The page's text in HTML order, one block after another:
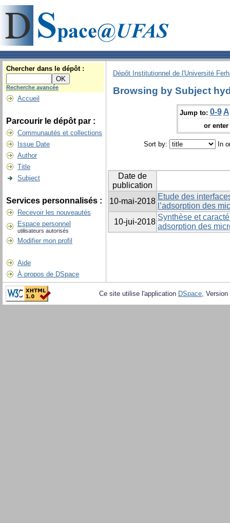
Chercher dans le dépôt :
Recherche avancée
Accueil
Parcourir le dépôt par :
Communautés et collections
Issue Date
Author
Title
Subject
Services personnalisés :
Recevoir les nouveautés
Espace personnel
utilisateurs autorisés
Modifier mon profil
Aide
À propos de DSpace
Dépôt Institutionnel de l'Université
Browsing by Subject
Jump to: 0-9 A
or
Sort by: In
Date de
publication
10-mai-2018
Etude des
l’adsorption des
10-jui-2018
Synthèse et
adsorption des
Ce site utilise l'application DSpace,